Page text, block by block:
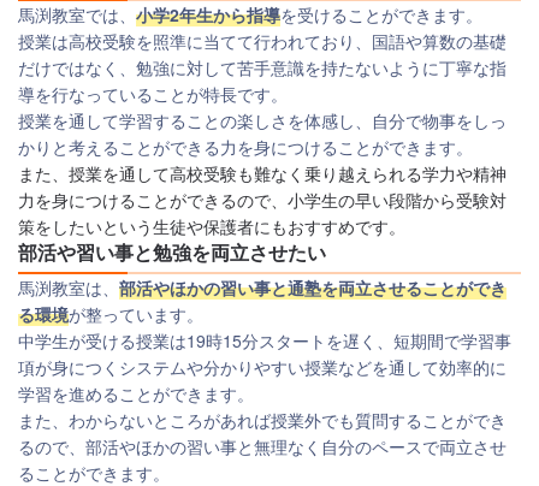
馬渕教室では、 小学2年生から指導を受けることができます。
授業は高校受験を照準に当てて行われており、国語や算数の基礎
だけではなく、勉強に対して苦手意識を持たないように丁寧な指
導を行なっていることが特長です。
授業を通して学習することの楽しさを体感し、自分で物事をしっ
かりと考えることができる力を身につけることができます。
また、授業を通して高校受験も難なく乗り越えられる学力や精神
力を身につけることができるので、小学生の早い段階から受験対
策をしたいという生徒や保護者にもおすすめです。
部活や習い事と勉強を両立させたい
馬渕教室は、 部活やほかの習い事と通塾を両立させることができ
る環境が整っています。
中学生が受ける授業は19時15分スタートを遅く、 短期間で学習事
項が身につくシステムや分かりやすい授業などを通して効率的に
学習を進めることができます。
また、わからないところがあれば授業外でも質問することができ
るので、部活やほかの習い事と無理なく自分のペースで両立させ
ることができます。